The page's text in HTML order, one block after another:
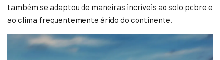
também se adaptou de maneiras incríveis ao solo pobre e
ao clima frequentemente árido do continente.